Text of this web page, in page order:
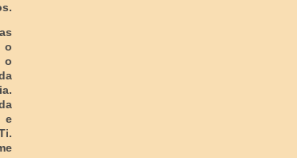
o
o
e